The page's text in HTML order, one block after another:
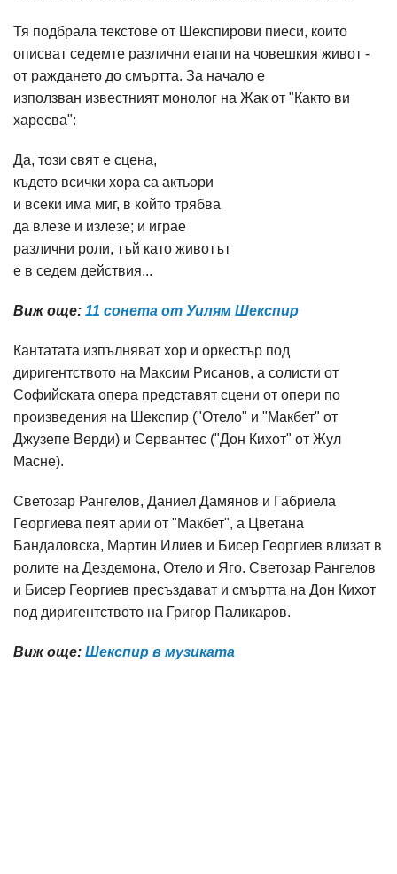
Тя подбрала текстове от Шекспирови пиеси, които
описват седемте различни етапи на човешкия живот -
от раждането до смъртта. За начало е
използван известният монолог на Жак от "Както ви
харесва":
Да, този свят е сцена,
където всички хора са актьори
и всеки има миг, в който трябва
да влезе и излезе; и играе
различни роли, тъй като животът
е в седем действия...
Виж още: 11 сонета от Уилям Шекспир
Кантатата изпълняват хор и оркестър под
диригентството на Максим Рисанов, а солисти от
Софийската опера представят сцени от опери по
произведения на Шекспир ("Отело" и "Макбет" от
Джузепе Верди) и Сервантес ("Дон Кихот" от Жул
Масне).
Светозар Рангелов, Даниел Дамянов и Габриела
Георгиева пеят арии от "Макбет", а Цветана
Бандаловска, Мартин Илиев и Бисер Георгиев влизат в
ролите на Дездемона, Отело и Яго. Светозар Рангелов
и Бисер Георгиев пресъздават и смъртта на Дон Кихот
под диригентството на Григор Паликаров.
Виж още: Шекспир в музиката